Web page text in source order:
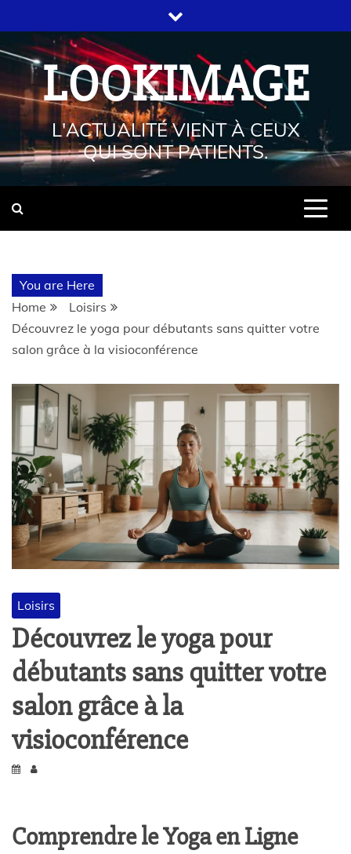
LOOKIMAGE
L'ACTUALITÉ VIENT À CEUX
QUI SONT PATIENTS.
You are Here
Home
Loisirs
Découvrez le yoga pour débutants sans quitter votre
salon grâce à la visioconférence
Loisirs
Découvrez le yoga pour
débutants sans quitter votre
salon grâce à la
visioconférence
Comprendre le Yoga en Ligne